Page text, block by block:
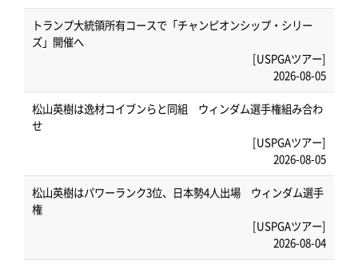
トランプ大統領所有コースで「チャンピオンシップ・シリー
ズ」開催へ
[USPGAツアー]
2026-08-05
松山英樹は逸材コイブンらと同組 ウィンダム選手権組み合わ
せ
[USPGAツアー]
2026-08-05
松山英樹はパワーランク3位、日本勢4人出場 ウィンダム選手
権
[USPGAツアー]
2026-08-04